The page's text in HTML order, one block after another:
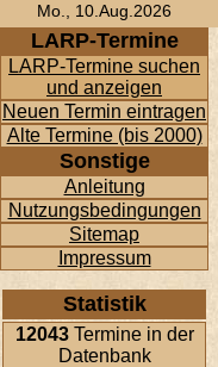
Mo., 10.Aug.2026
LARP-Termine
LARP-Termine suchen
und anzeigen
Neuen Termin eintragen
Alte Termine (bis 2000)
Sonstige
Anleitung
Nutzungsbedingungen
Sitemap
Impressum
Statistik
12043Termine in der
Datenbank